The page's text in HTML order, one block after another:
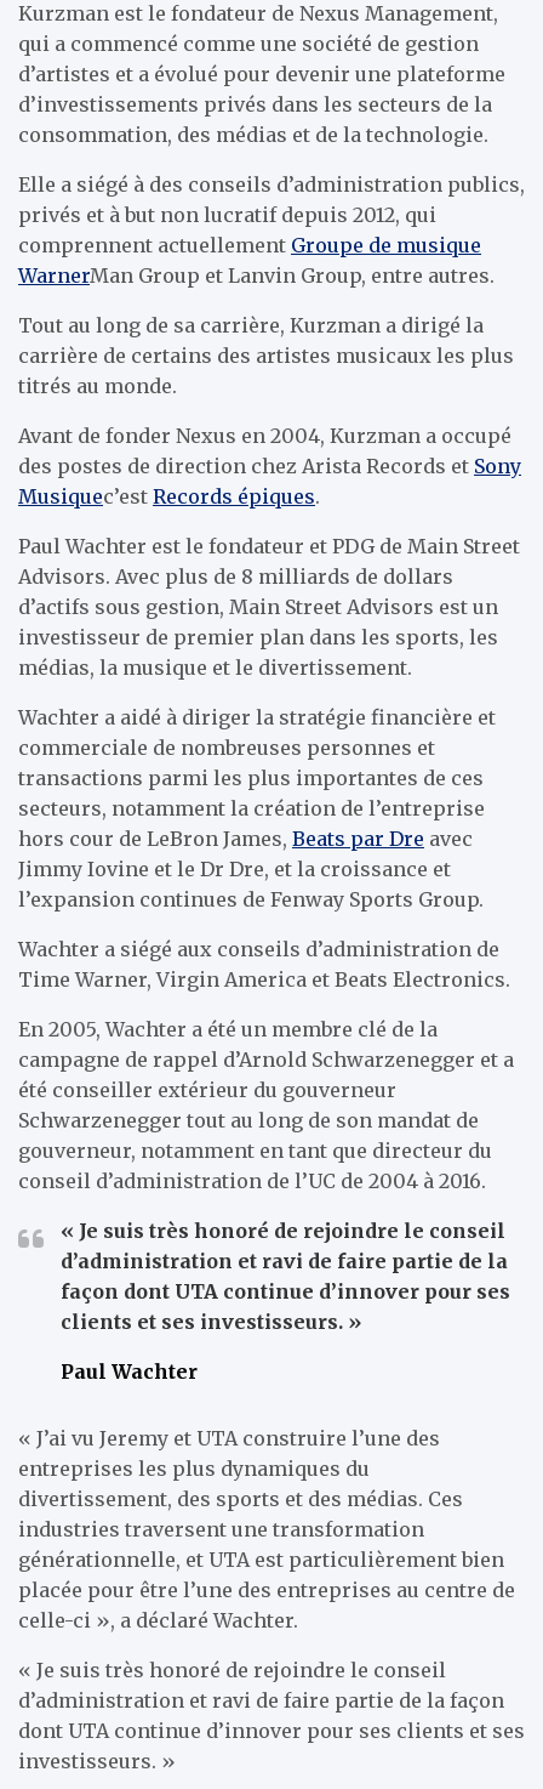
Kurzman est le fondateur de Nexus Management,
qui a commencé comme une société de gestion
d’artistes et a évolué pour devenir une plateforme
d’investissements privés dans les secteurs de la
consommation, des médias et de la technologie.
Elle a siégé à des conseils d’administration publics,
privés et à but non lucratif depuis 2012, qui
comprennent actuellement Groupe de musique
WarnerMan Group et Lanvin Group, entre autres.
Tout au long de sa carrière, Kurzman a dirigé la
carrière de certains des artistes musicaux les plus
titrés au monde.
Avant de fonder Nexus en 2004, Kurzman a occupé
des postes de direction chez Arista Records et Sony
Musiquec’est Records épiques.
Paul Wachter est le fondateur et PDG de Main Street
Advisors. Avec plus de 8 milliards de dollars
d’actifs sous gestion, Main Street Advisors est un
investisseur de premier plan dans les sports, les
médias, la musique et le divertissement.
Wachter a aidé à diriger la stratégie financière et
commerciale de nombreuses personnes et
transactions parmi les plus importantes de ces
secteurs, notamment la création de l’entreprise
hors cour de LeBron James, Beats par Dre avec
Jimmy Iovine et le Dr Dre, et la croissance et
l’expansion continues de Fenway Sports Group.
Wachter a siégé aux conseils d’administration de
Time Warner, Virgin America et Beats Electronics.
En 2005, Wachter a été un membre clé de la
campagne de rappel d’Arnold Schwarzenegger et a
été conseiller extérieur du gouverneur
Schwarzenegger tout au long de son mandat de
gouverneur, notamment en tant que directeur du
conseil d’administration de l’UC de 2004 à 2016.
« Je suis très honoré de rejoindre le conseil
d’administration et ravi de faire partie de la
façon dont UTA continue d’innover pour ses
clients et ses investisseurs. »
Paul Wachter
« J’ai vu Jeremy et UTA construire l’une des
entreprises les plus dynamiques du
divertissement, des sports et des médias. Ces
industries traversent une transformation
générationnelle, et UTA est particulièrement bien
placée pour être l’une des entreprises au centre de
celle-ci », a déclaré Wachter.
« Je suis très honoré de rejoindre le conseil
d’administration et ravi de faire partie de la façon
dont UTA continue d’innover pour ses clients et ses
investisseurs. »